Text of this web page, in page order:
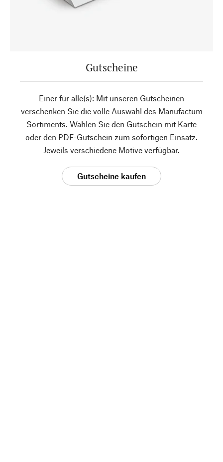
Gutscheine
Einer für alle(s): Mit unseren Gutscheinen
verschenken Sie die volle Auswahl des Manufactum
Sortiments. Wählen Sie den Gutschein mit Karte
oder den PDF-Gutschein zum sofortigen Einsatz.
Jeweils verschiedene Motive verfügbar.
Gutscheine kaufen